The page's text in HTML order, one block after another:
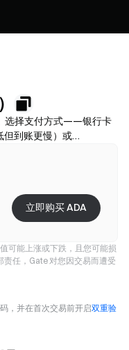
选择支付方式——银行卡
但到账更慢）或
保护账户。可用性、限
立即购买 ADA
可能上涨或下跌，且您可能损
任，Gate 对您因交易而遭受
，并在首次交易前开启双重验